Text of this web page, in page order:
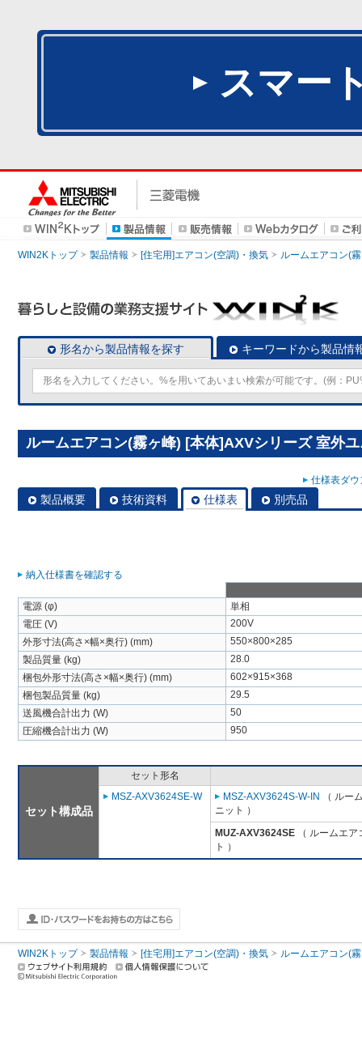
スマー
WIN2Kトップ 製品情報 [住宅用]エアコン(空調)・換気 ルームエアコン(
形名から製品情報を探す キーワードから製品情
ルームエアコン(霧ヶ峰) [本体]AXVシリーズ 室外
仕様表ダ
製品概要 技術資料 仕様表 別売品
納入仕様書を確認する
電源 (φ)
単相
電圧 (V)
200V
外形寸法(高さ×幅×奥行) (mm)
550×800×285
製品質量 (kg)
28.0
梱包外形寸法(高さ×幅×奥行) (mm)
602×915×368
梱包製品質量 (kg)
29.5
送風機合計出力 (W)
50
圧縮機合計出力 (W)
950
セット構成品
セット形名
MSZ-AXV3624SE-W
MSZ-AXV3624S-W-IN
（ ルー
ニット ）
MUZ-AXV3624SE （ ルームエ
ト ）
WIN2Kトップ 製品情報 [住宅用]エアコン(空調)・換気 ルームエアコン(